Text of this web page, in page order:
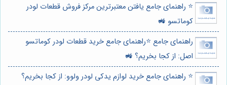
⭐️ راهنمای جامع یافتن معتبرترین مرکز فروش قطعات لودر
کوماتسو 🚜
راهنمای جامع ⭐️راهنمای جامع خرید قطعات لودر کوماتسو
اصل: از کجا بخریم؟ 🚜
⭐️ راهنمای جامع خرید لوازم یدکی لودر ولوو: از کجا بخریم؟